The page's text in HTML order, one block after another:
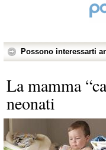
Possono interessarti
La mamma
neonati